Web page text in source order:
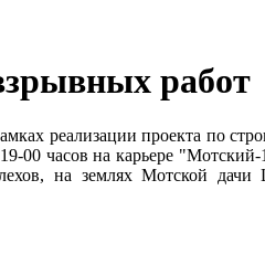
работ
реализации проекта по
00 часов на карьере
на землях Мотской дачи